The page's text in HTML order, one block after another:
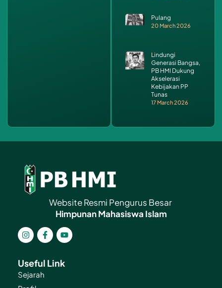
Pulang
20 March 2026
Lindungi
Generasi Bangsa,
PB HMI Dukung
Akselerasi
Kebijakan PP
Tunas
17 March 2026
Website Resmi Pengurus Besar
Himpunan Mahasiswa Islam
Useful Link
Sejarah